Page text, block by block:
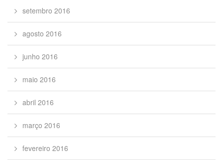
setembro 2016
agosto 2016
junho 2016
maio 2016
abril 2016
março 2016
fevereiro 2016